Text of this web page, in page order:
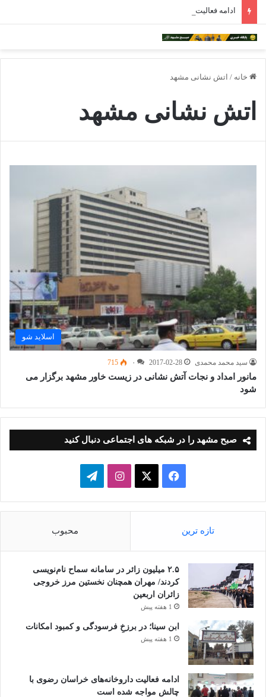
خانه / اتش نشانی مشهد
اتش نشانی مشهد
اسلاید شو
سید محمد محمدی 2017-02-28 ۰ 715
مانور امداد و نجات آتش نشانی در زیست خاور مشهد برگزار می
شود
صبح مشهد را در شبکه های اجتماعی دنبال کنید
فیسبوک ایکساینستاگرامتلگرام
تازه ترین محبوب
۲.۵ میلیون زائر در سامانه سماح نام‌نویسی
کردند/ مهران همچنان نخستین مرز خروجی
زائران اربعین
1 هفته پیش
ابن سینا؛ در برزخِ فرسودگی و کمبود امکانات
1 هفته پیش
ادامه فعالیت داروخانه‌های خراسان رضوی با
چالش مواجه شده است